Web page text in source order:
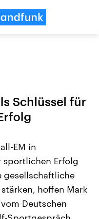
USA
Aktuelle Beiträge,
Hintergründe
Wirtschaftlich und
gehören die Vereinigten
den mächtigsten Ländern
mit großem Einfluss auf
Schlüssel für
EM in
Erfolg
gesellschaftliche
hoffen Mark
Deutschen